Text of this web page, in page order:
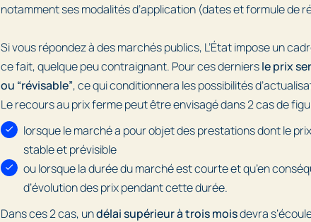
notamment ses modalités d’application (dates et formule de
Si vous répondez à des marchés publics, L’État impose un
ce fait, quelque peu contraignant. Pour ces derniersle prix
ou “révisable”, ce qui conditionnera les possibilités
Le recours au prix ferme peut être envisagé dans 2 cas de
lorsque le marché a pour objet des prestations dont le
stable et prévisible
ou lorsque la durée du marché est courte et qu’en
d’évolution des prix pendant cette durée.
Dans ces 2 cas, undélai supérieur à trois moisdevra